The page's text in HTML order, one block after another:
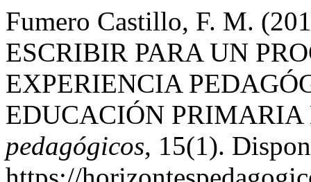
Fumero Castillo, F. M.
ESCRIBIR PARA UN
EXPERIENCIA
EDUCACIÓN
pedagógicos, 15(1).